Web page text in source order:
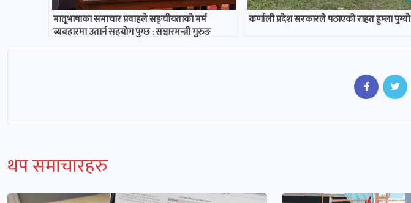
मातृभाषाका समाचार प्रवाहले सङ्घीयताको मर्म
व्यवहारमा उतार्न सहयोग पुग्छ : सञ्चारमन्त्री गुरुङ
कर्णाली प्रदेश सरकारले पठाएको राहत हुम्ला पुग्यो
थप समाचारहरु